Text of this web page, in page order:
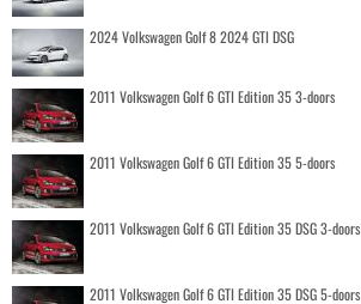
2024 Volkswagen Golf 8 2024 GTI DSG
2011 Volkswagen Golf 6 GTI Edition 35 3-doors
2011 Volkswagen Golf 6 GTI Edition 35 5-doors
2011 Volkswagen Golf 6 GTI Edition 35 DSG 3-doors
2011 Volkswagen Golf 6 GTI Edition 35 DSG 5-doors